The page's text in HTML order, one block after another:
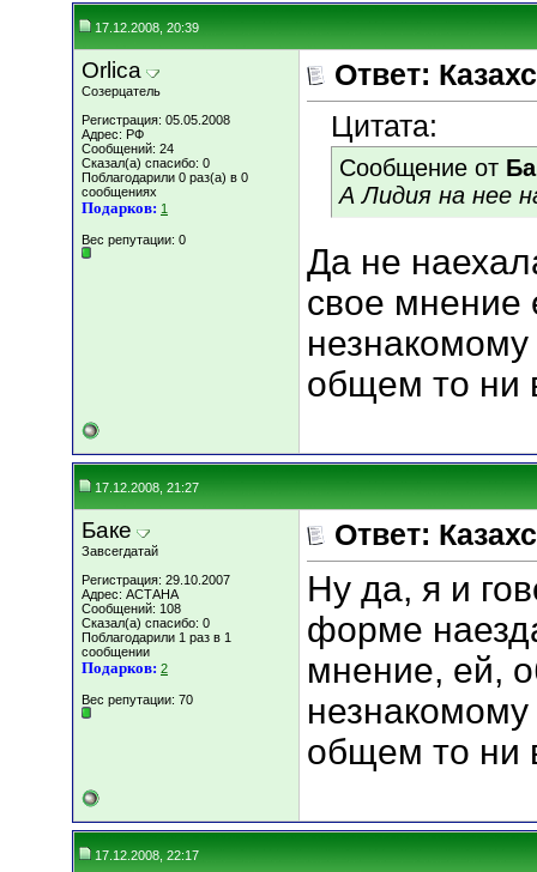
17.12.2008, 20:39
Orlica
Созерцатель
Регистрация: 05.05.2008
Адрес: РФ
Сообщений: 24
Сказал(а) спасибо: 0
Поблагодарили 0 раз(а) в 0
сообщениях
Подарков: 1
Вес репутации: 0
Ответ:
Цитата:
Сообщение от
А Лидия на нее
Да не
свое мнение
незнакомому
общем то ни
17.12.2008, 21:27
Баке
Завсегдатай
Регистрация: 29.10.2007
Адрес: АСТАНА
Сообщений: 108
Сказал(а) спасибо: 0
Поблагодарили 1 раз в 1
сообщении
Подарков: 2
Вес репутации: 70
Ответ:
Ну да, я и
форме
мнение, ей,
незнакомому
общем то ни
17.12.2008, 22:17